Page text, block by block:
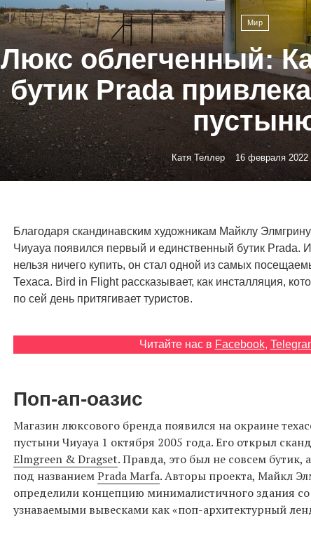
Мир
Люкс облегченный:
бутик Prada
Катя Теллер 16 февраля 2022
Благодаря скандинавским художникам Майклу
Чиуауа появился первый и единственный бутик Prada.
нельзя ничего купить, он стал одной из самых
Техаса. Bird in Flight рассказывает, как инсталляция,
по сей день притягивает туристов.
Читайте нас в Facebook,
Поп-ап-оазис
Магазин люксового бренда появился на окраине
пустыни Чиуауа 1 октября 2005 года. Его открыл
Elmgreen & Dragset. Правда, это был не совсем бутик,
под названиемPrada Marfa. Авторы проекта, Майкл
определили концепцию минималистичного здания
узнаваемыми вывесками как «поп-архитектурный